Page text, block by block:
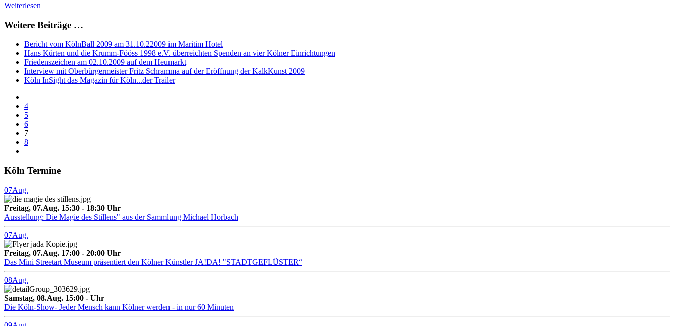
Weiterlesen
Weitere Beiträge …
Bericht vom KölnBall 2009 am 31.10.22009 im Maritim Hotel
Hans Kürten und die Krumm-Fööss 1998 e.V. überreichten Spenden an vier Kölner Einrichtungen
Friedenszeichen am 02.10.2009 auf dem Heumarkt
Interview mit Oberbürgermeister Fritz Schramma auf der Eröffnung der KalkKunst 2009
Köln InSight das Magazin für Köln...der Trailer
4
5
6
7
8
Köln Termine
07Aug.
Freitag, 07.Aug. 15:30 - 18:30 Uhr
Ausstellung: Die Magie des Stillens" aus der Sammlung Michael Horbach
07Aug.
Freitag, 07.Aug. 17:00 - 20:00 Uhr
Das Mini Streetart Museum präsentiert den Kölner Künstler JA!DA! "STADTGEFLÜSTER“
08Aug.
Samstag, 08.Aug. 15:00 - Uhr
Die Köln-Show- Jeder Mensch kann Kölner werden - in nur 60 Minuten